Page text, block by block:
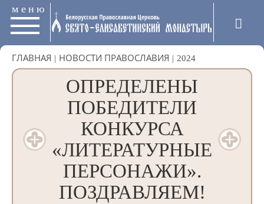
меню
ГЛАВНАЯ | НОВОСТИ ПРАВОСЛАВИЯ | 2024
ОПРЕДЕЛЕНЫ
ПОБЕДИТЕЛИ
КОНКУРСА
«ЛИТЕРАТУРНЫЕ
ПЕРСОНАЖИ».
ПОЗДРАВЛЯЕМ!